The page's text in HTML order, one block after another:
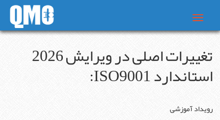
Toggle
تغییرات اصلی در ویرایش 2026
استاندارد ISO9001:
رویداد آموزشی